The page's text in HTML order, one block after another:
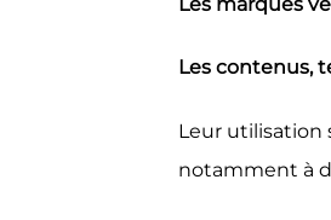
Les contenus,
Leur utilisation
notamment à